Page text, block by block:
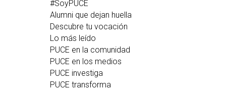
#SoyPUCE
Alumni que dejan huella
Descubre tu vocación
Lo más leído
PUCE en la comunidad
PUCE en los medios
PUCE investiga
PUCE transforma